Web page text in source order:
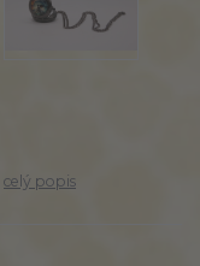
celý popis